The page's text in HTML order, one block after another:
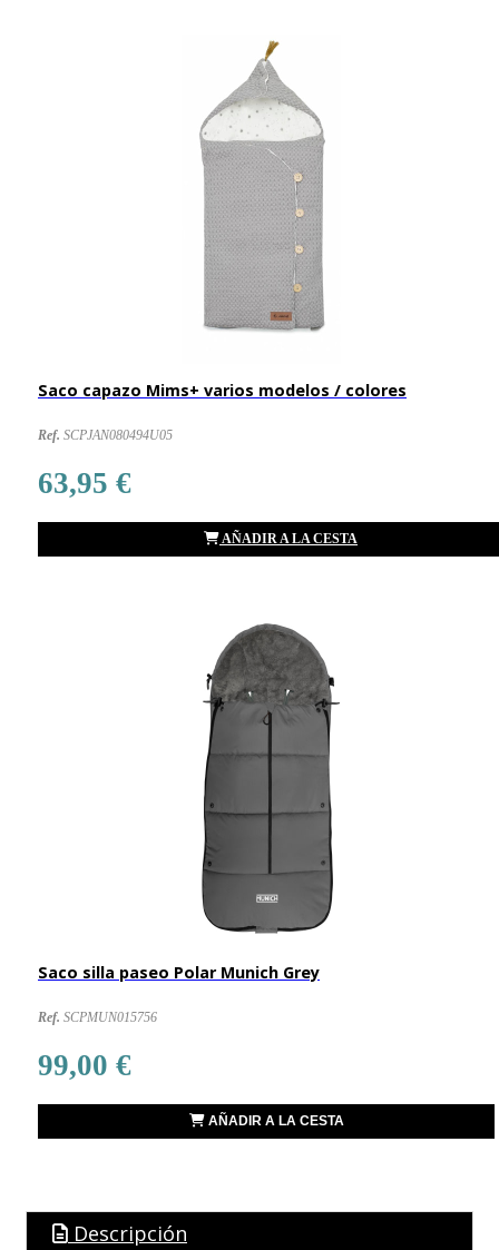
Saco capazo Mims+ varios modelos / colores
Ref. SCPJAN080494U05
63,95 €
AÑADIR A LA CESTA
Saco silla paseo Polar Munich Grey
Ref. SCPMUN015756
99,00 €
AÑADIR A LA CESTA
Descripción